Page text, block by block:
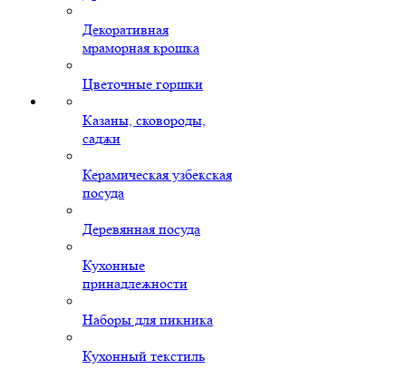
Декоративная
мраморная крошка
Цветочные горшки
Казаны, сковороды,
саджи
Керамическая узбекская
посуда
Деревянная посуда
Кухонные
принадлежности
Наборы для пикника
Кухонный текстиль